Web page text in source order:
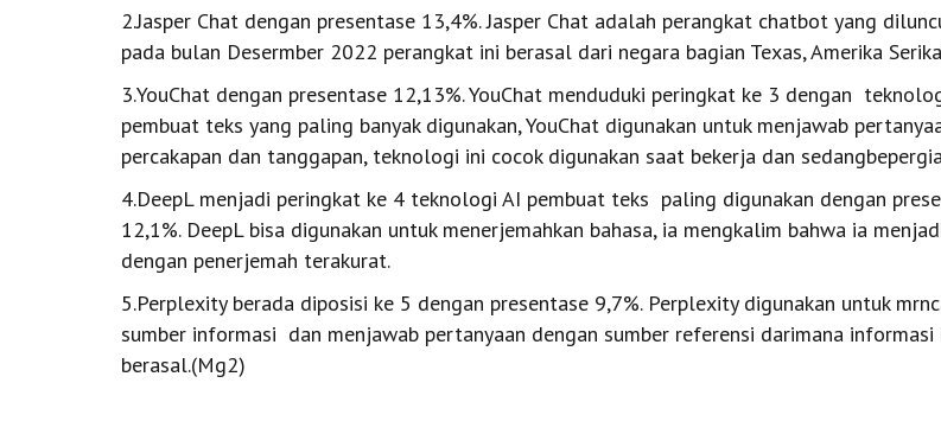
2.Jasper Chat dengan presentase 13,4%. Jasper Chat adalah perangkat chatbot yang
pada bulan Desermber 2022 perangkat ini berasal dari negara bagian Texas, Amerika
3.YouChat dengan presentase 12,13%. YouChat menduduki peringkat ke 3 dengan
pembuat teks yang paling banyak digunakan, YouChat digunakan untuk menjawab
percakapan dan tanggapan, teknologi ini cocok digunakan saat bekerja dan
4.DeepL menjadi peringkat ke 4 teknologi AI pembuat teks paling digunakan dengan
12,1%. DeepL bisa digunakan untuk menerjemahkan bahasa, ia mengkalim bahwa ia
dengan penerjemah terakurat.
5.Perplexity berada diposisi ke 5 dengan presentase 9,7%. Perplexity digunakan untuk
sumber informasi dan menjawab pertanyaan dengan sumber referensi darimana informasi
berasal.(Mg2)